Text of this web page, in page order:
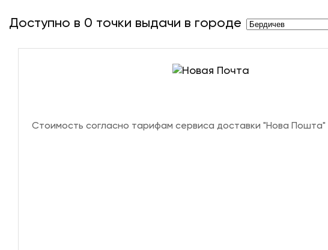
Доступно в 0 точки выдачи в городе
Стоимость согласно тарифам сервиса доставки "Нова